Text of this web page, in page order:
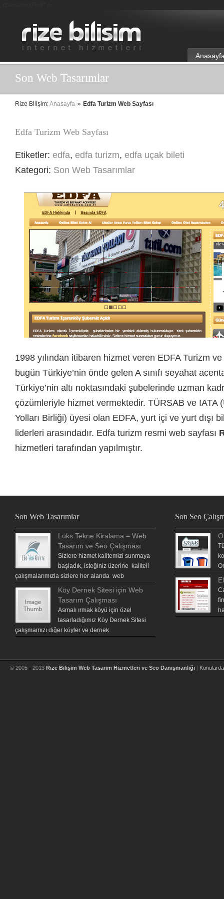
Son Web Tasarımlar
Rize Bilişim:Anasayfa » Edfa Turizm Web Sayfası
Edfa Turizm Web Sayfası
Etiketler: edfa, edfa turizm, edfa uçak bileti
Kategori: Son Web Tasarımlar
1998 yılından itibaren hizmet veren EDFA Turizm
bugün Türkiye’nin önde gelen A sınıfı seyahat
Türkiye’nin altı noktasındaki şubelerinde uzman
çözümleriyle hizmet vermektedir. TÜRSAB ve IATA
Yolları Birliği) üyesi olan EDFA, yurt içi ve yurt dışı
liderleri arasındadır. Edfa turizm resmi web sayfası
hizmetleri tarafından yapılmıştır.
Son Web Tasarımlar
Lüks Tekne Kiralama – Web
Tasarım ve Seo Çalışması
Sizlere hizmet kalitemizi sunmaya
başladık, isteğiniz üzerine kaliteli
çalışmalarımızla sizlere her alanda web
Köy Dernek Sitesi için Web
Tasarım Çalışması
Asmalı ırmak köyü için özel
tasarladığımız Köy Dernek Sitesi
çalışmamızı diğer köyler ve dernek
Son Seo
© 2005 - 2013 Rize Bilişim Web Tasarım Hizmetleri ve Seo Danışmanlığı |